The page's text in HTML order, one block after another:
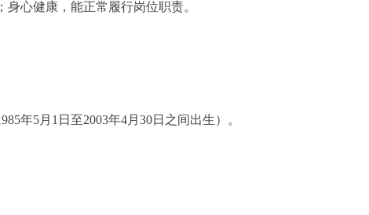
心健康，能正常履行岗位职责。
年5月1日至2003年4月30日之间出生）。